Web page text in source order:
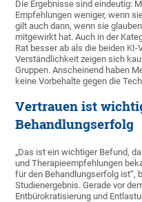
Die Ergebnisse sind eindeutig:
Empfehlungen weniger, wenn
gilt auch dann, wenn sie
mitgewirkt hat. Auch in der
Rat besser ab als die beiden
Verständlichkeit zeigen sich
Gruppen. Anscheinend haben
keine Vorbehalte gegen die
Vertrauen ist
Behandlungserfolg
„Das ist ein wichtiger Befund,
und Therapieempfehlungen
für den Behandlungserfolg ist“,
Studienergebnis. Gerade vor
Entbürokratisierung und